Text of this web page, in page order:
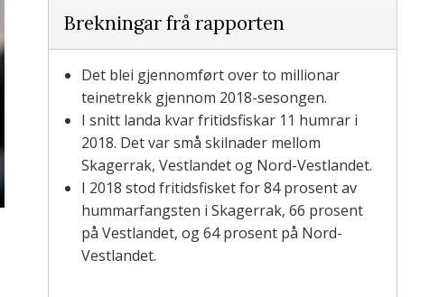
Brekningar frå rapporten
Det blei gjennomført over to millionar
teinetrekk gjennom 2018-sesongen.
I snitt landa kvar fritidsfiskar 11 humrar i
2018. Det var små skilnader mellom
Skagerrak, Vestlandet og Nord-Vestlandet.
I 2018 stod fritidsfisket for 84 prosent av
hummarfangsten i Skagerrak, 66 prosent
på Vestlandet, og 64 prosent på Nord-
Vestlandet.